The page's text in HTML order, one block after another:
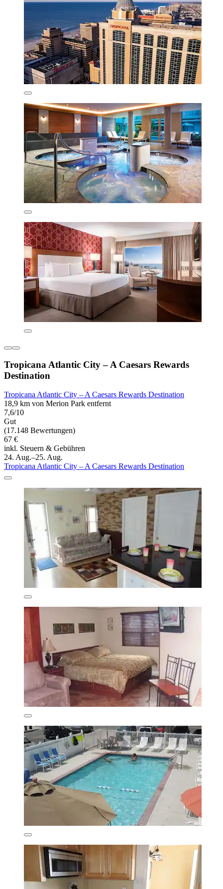
Tropicana Atlantic City – A Caesars Rewards
Destination
Tropicana Atlantic City – A Caesars Rewards Destination
18,9 km von Merion Park entfernt
7,6/10
Gut
(17.148 Bewertungen)
67 €
inkl. Steuern & Gebühren
24. Aug.–25. Aug.
Tropicana Atlantic City – A Caesars Rewards Destination